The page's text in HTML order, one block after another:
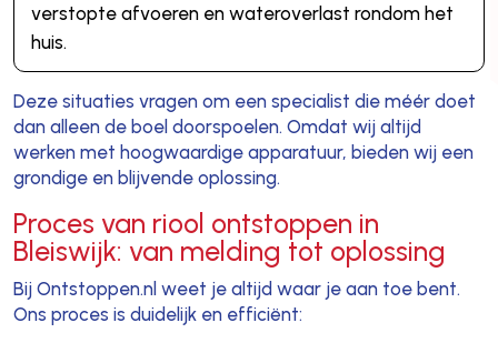
verstopte afvoeren en wateroverlast rondom het
huis.
Deze situaties vragen om een specialist die méér doet
dan alleen de boel doorspoelen. Omdat wij altijd
werken met hoogwaardige apparatuur, bieden wij een
grondige en blijvende oplossing.
Proces van riool ontstoppen in
Bleiswijk: van melding tot oplossing
Bij Ontstoppen.nl weet je altijd waar je aan toe bent.
Ons proces is duidelijk en efficiënt: